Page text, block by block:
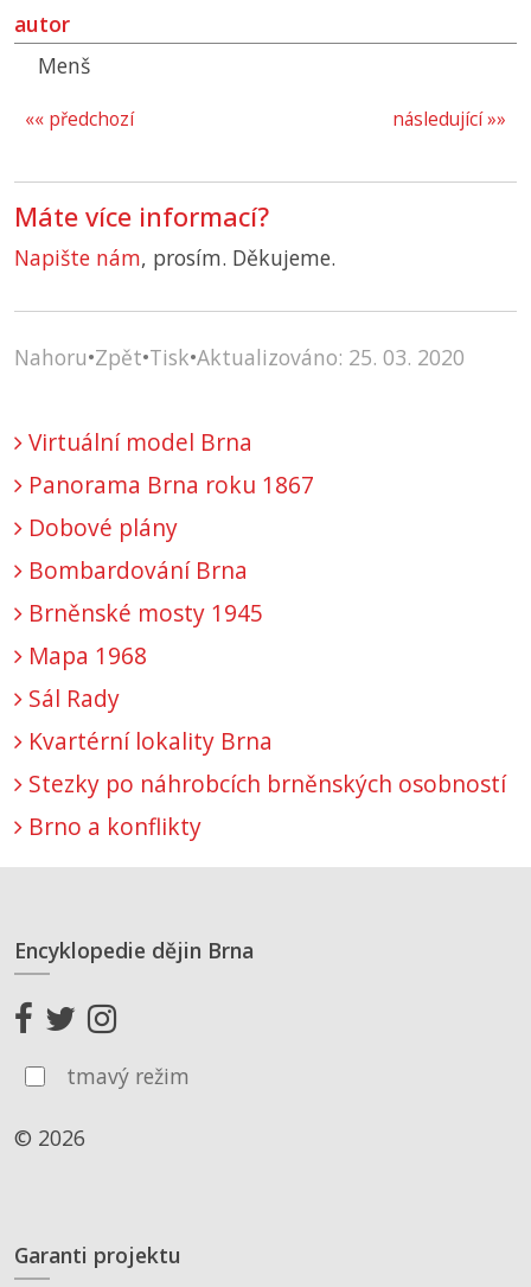
autor
Menš
následující »»
«« předchozí
Máte více informací?
Napište nám, prosím. Děkujeme.
Nahoru•Zpět•Tisk•Aktualizováno: 25. 03. 2020
Virtuální model Brna
Panorama Brna roku 1867
Dobové plány
Bombardování Brna
Brněnské mosty 1945
Mapa 1968
Sál Rady
Kvartérní lokality Brna
Stezky po náhrobcích brněnských osobností
Brno a konflikty
Encyklopedie dějin Brna
tmavý režim
© 2026
Garanti projektu